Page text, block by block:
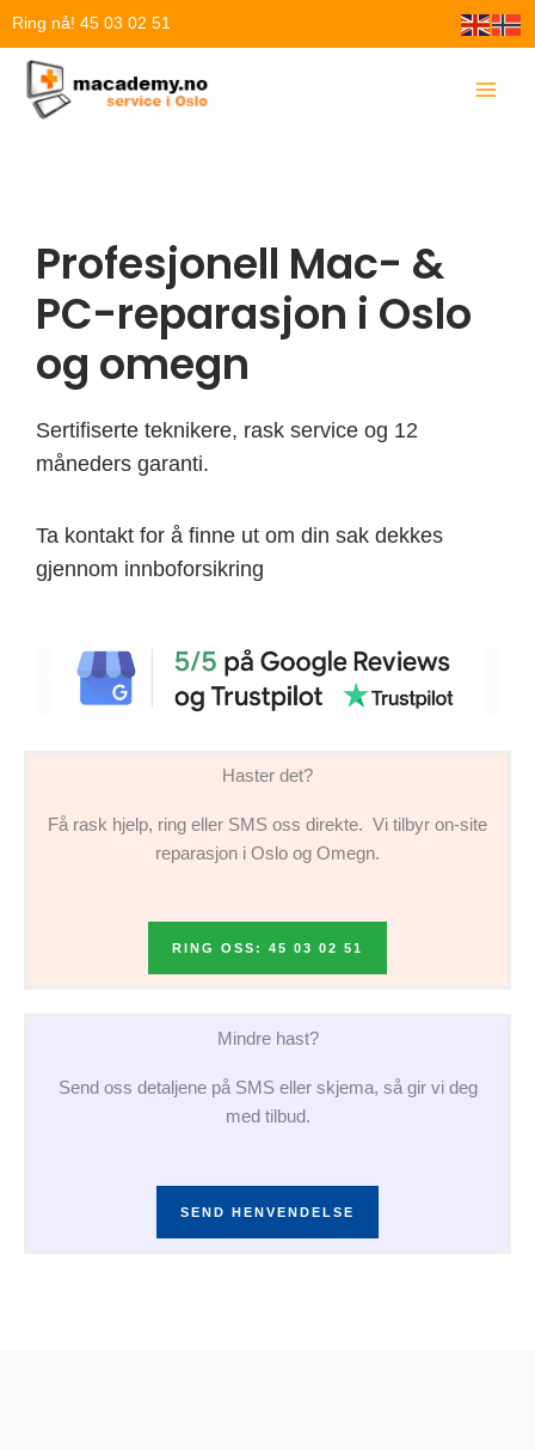
Hopp
innholdet
Ring nå! 45 03 02 51
Profesjonell Mac- &
PC-reparasjon i Oslo
og omegn
Sertifiserte teknikere, rask service og 12
måneders garanti.
Ta kontakt for å finne ut om din sak dekkes
gjennom innboforsikring
Haster det?
Få rask hjelp, ring eller SMS oss direkte. Vi tilbyr on-site
reparasjon i Oslo og Omegn.
RING OSS: 45 03 02 51
Mindre hast?
Send oss detaljene på SMS eller skjema, så gir vi deg
med tilbud.
SEND HENVENDELSE